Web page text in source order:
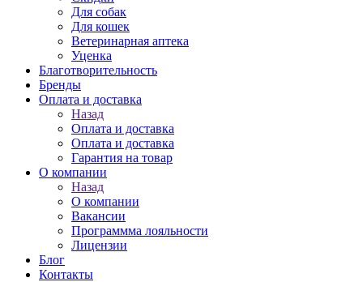
Для собак
Для кошек
Ветеринарная аптека
Уценка
Благотворительность
Бренды
Оплата и доставка
Назад
Оплата и доставка
Оплата и доставка
Гарантия на товар
О компании
Назад
О компании
Вакансии
Программма лояльности
Лицензии
Блог
Контакты